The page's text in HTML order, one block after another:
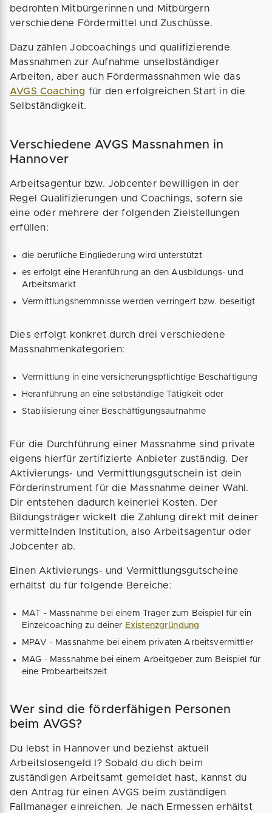
bedrohten Mitbürgerinnen und Mitbürgern
verschiedene Fördermittel und Zuschüsse.
Dazu zählen Jobcoachings und qualifizierende
Massnahmen zur Aufnahme unselbständiger
Arbeiten, aber auch Fördermassnahmen wie das
AVGS Coaching für den erfolgreichen Start in die
Selbständigkeit.
Verschiedene AVGS Massnahmen in
Hannover
Arbeitsagentur bzw. Jobcenter bewilligen in der
Regel Qualifizierungen und Coachings, sofern sie
eine oder mehrere der folgenden Zielstellungen
erfüllen:
die berufliche Eingliederung wird unterstützt
es erfolgt eine Heranführung an den Ausbildungs- und
Arbeitsmarkt
Vermittlungshemmnisse werden verringert bzw. beseitigt
Dies erfolgt konkret durch drei verschiedene
Massnahmenkategorien:
Vermittlung in eine versicherungspflichtige Beschäftigung
Heranführung an eine selbständige Tätigkeit oder
Stabilisierung einer Beschäftigungsaufnahme
Für die Durchführung einer Massnahme sind private
eigens hierfür zertifizierte Anbieter zuständig. Der
Aktivierungs- und Vermittlungsgutschein ist dein
Förderinstrument für die Massnahme deiner Wahl.
Dir entstehen dadurch keinerlei Kosten. Der
Bildungsträger wickelt die Zahlung direkt mit deiner
vermittelnden Institution, also Arbeitsagentur oder
Jobcenter ab.
Einen Aktivierungs- und Vermittlungsgutscheine
erhältst du für folgende Bereiche:
MAT - Massnahme bei einem Träger zum Beispiel für ein
Einzelcoaching zu deiner Existenzgründung
MPAV - Massnahme bei einem privaten Arbeitsvermittler
MAG - Massnahme bei einem Arbeitgeber zum Beispiel für
eine Probearbeitszeit
Wer sind die förderfähigen Personen
beim AVGS?
Du lebst in Hannover und beziehst aktuell
Arbeitslosengeld I? Sobald du dich beim
zuständigen Arbeitsamt gemeldet hast, kannst du
den Antrag für einen AVGS beim zuständigen
Fallmanager einreichen. Je nach Ermessen erhältst